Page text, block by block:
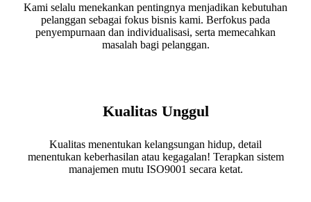
Kami selalu menekankan pentingnya menjadikan kebutuhan
pelanggan sebagai fokus bisnis kami. Berfokus pada
penyempurnaan dan individualisasi, serta memecahkan
masalah bagi pelanggan.
Kualitas Unggul
Kualitas menentukan kelangsungan hidup, detail
menentukan keberhasilan atau kegagalan! Terapkan sistem
manajemen mutu ISO9001 secara ketat.